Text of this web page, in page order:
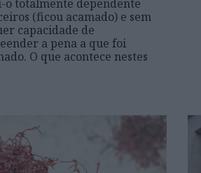
o totalmente dependente
(ficou acamado) e sem
capacidade de
a pena a que foi
O que acontece nestes